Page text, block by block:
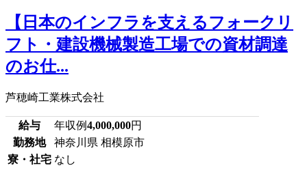
【日本のインフラを支えるフォークリ
フト・建設機械製造工場での資材調達
のお仕...
芦穂崎工業株式会社
給与 年収例4,000,000円
勤務地
神奈川県 相模原市
寮・社宅 なし